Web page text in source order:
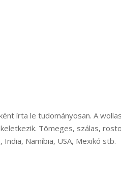
írta le tudományosan. A
Tömeges, szálas,
Namíbia, USA, Mexikó stb.